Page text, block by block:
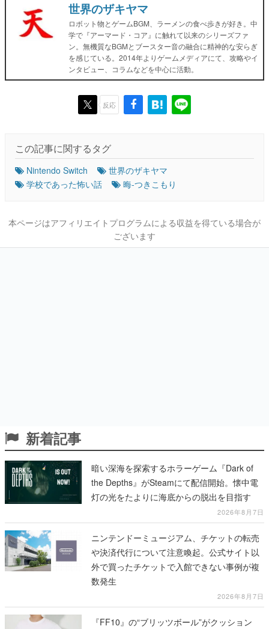
世界のザキヤマ
ロボット物とゲームBGM、ラーメンの食べ歩きが好き。中
学で『アーマード・コア』に触れて以来のシリーズファ
ン。無機質なBGMとブースター音の融合に精神的な安らぎ
を感じている。2014年よりゲームメディアにて、攻略やイ
ンタビュー、コラムなどを中心に活動。
反応
この記事に関するタグ
Nintendo Switch
世界のザキヤマ
学校であった怖い話
晦-つきこもり
本ページはアフィリエイトプログラムによる収益を得ている場合が
ございます
新着記事
暗い深海を探索するホラーゲーム『Dark of
the Depths』がSteamにて配信開始。懐中電
灯の光をたよりに海底からの脱出を目指す
2026年8月7日
ニンテンドーミュージアム、チケットの転売
や決済代行について注意喚起。公式サイト以
外で買ったチケットで入館できない事例が複
数発生
2026年8月7日
『FF10』の“ブリッツボール”がクッション